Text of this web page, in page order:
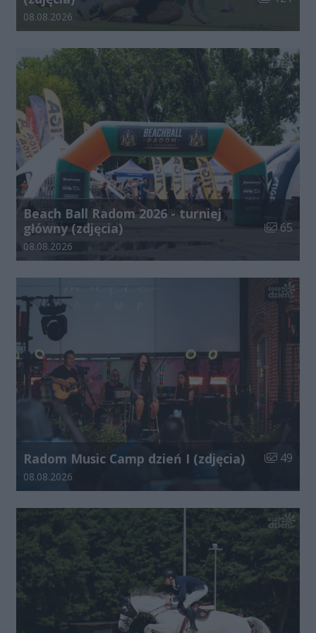
Data dodania galerii:
08.08.2026
Beach Ball Radom 2026 - turniej
główny (zdjęcia)
Liczba
65
Data dodania galerii:
08.08.2026
Radom Music Camp dzień I (zdjęcia) Liczba
49
Data dodania galerii:
08.08.2026